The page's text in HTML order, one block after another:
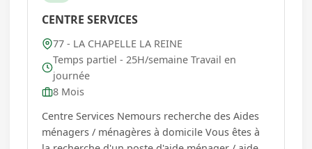
CENTRE SERVICES
77 - LA CHAPELLE LA REINE
Temps partiel - 25H/semaine Travail en
journée
8 Mois
Centre Services Nemours recherche des Aides
ménagers / ménagères à domicile Vous êtes à